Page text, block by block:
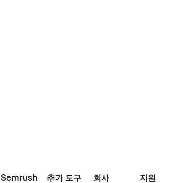
Semrush 추가 도구 회사 지원